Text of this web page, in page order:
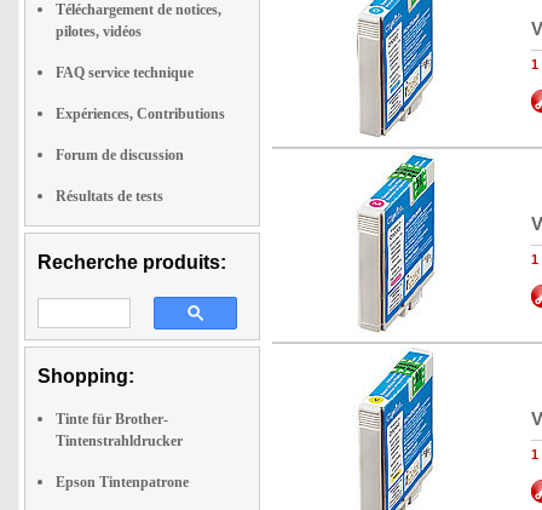
Téléchargement de notices,
pilotes, vidéos
FAQ service technique
Expériences, Contributions
Forum de discussion
Résultats de tests
Recherche produits:
Shopping:
Tinte für Brother-
Tintenstrahldrucker
Epson Tintenpatrone
1
1
1